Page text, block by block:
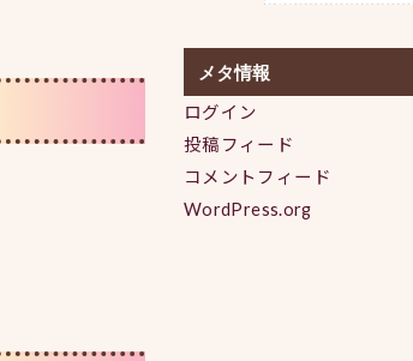
メタ情報
ログイン
投稿フィード
コメントフィード
WordPress.org